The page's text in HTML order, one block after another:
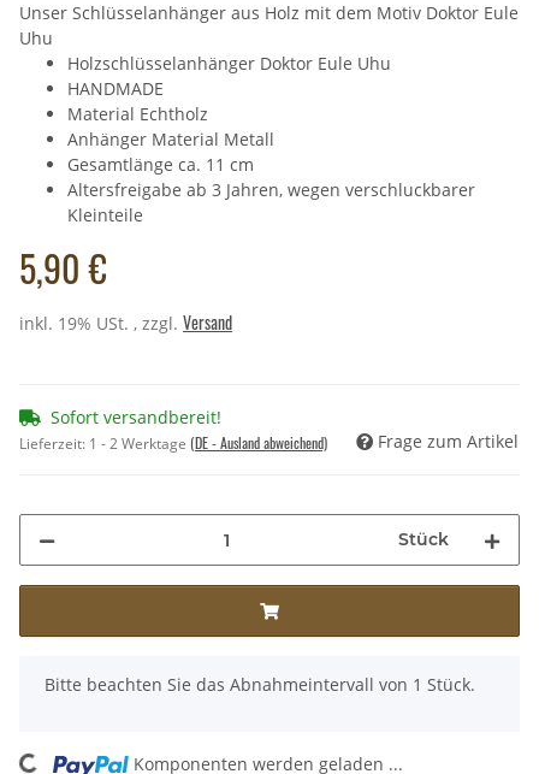
Unser Schlüsselanhänger aus Holz mit dem Motiv Doktor Eule
Uhu
Holzschlüsselanhänger Doktor Eule Uhu
HANDMADE
Material Echtholz
Anhänger Material Metall
Gesamtlänge ca. 11 cm
Altersfreigabe ab 3 Jahren, wegen verschluckbarer
Kleinteile
5,90 €
inkl. 19% USt. , zzgl. Versand
Sofort versandbereit!
Lieferzeit: 1 - 2 Werktage (DE - Ausland abweichend) Frage zum Artikel
Stück
x
Bitte beachten Sie das Abnahmeintervall von 1 Stück.
Komponenten werden geladen ...